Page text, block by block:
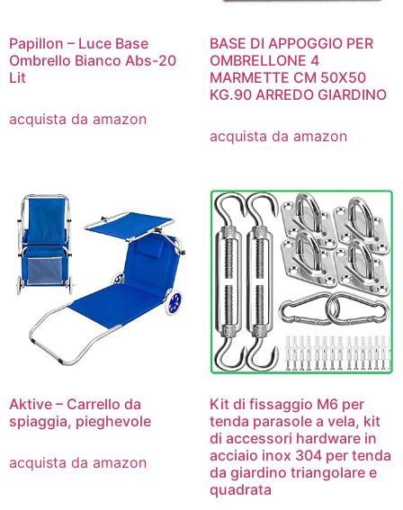
Papillon – Luce Base
Ombrello Bianco Abs-20
Lit
acquista da amazon
BASE DI APPOGGIO PER
OMBRELLONE 4
MARMETTE CM 50X50
KG.90 ARREDO GIARDINO
acquista da amazon
Aktive – Carrello da
spiaggia, pieghevole
acquista da amazon
Kit di fissaggio M6 per
tenda parasole a vela, kit
di accessori hardware in
acciaio inox 304 per tenda
da giardino triangolare e
quadrata